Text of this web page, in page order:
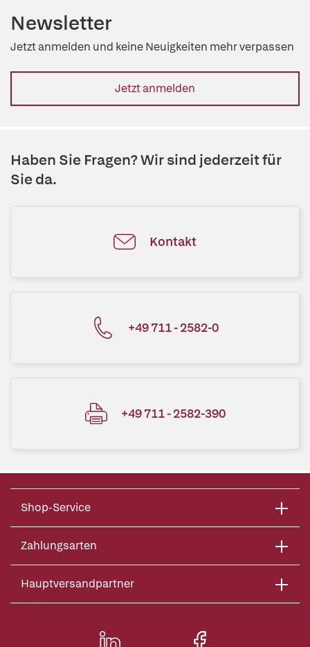
Newsletter
Jetzt anmelden und keine Neuigkeiten mehr verpassen
Jetzt anmelden
Haben Sie Fragen? Wir sind jederzeit für
Sie da.
Kontakt
+49 711 - 2582-0
+49 711 - 2582-390
Shop-Service
Zahlungsarten
Hauptversandpartner